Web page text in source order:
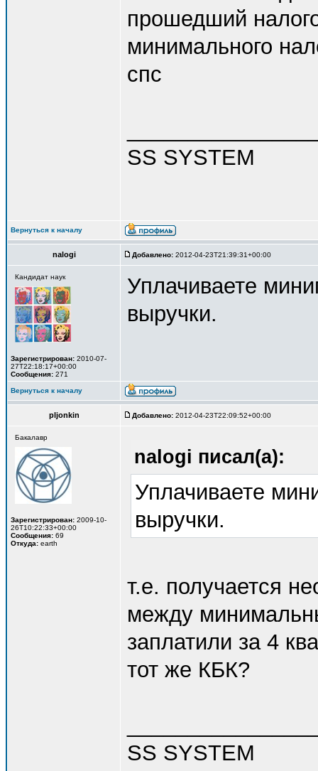
прошедший
минимального
спс
SS SYSTEM
Вернуться к началу
nalogi Добавлено: 2012-04-23T21:39:31+00:00
Кандидат наук
Зарегистрирован: 2010-07-
27T22:18:17+00:00
Сообщения: 271
Уплачиваете
выручки.
Вернуться к началу
pljonkin Добавлено: 2012-04-23T22:09:52+00:00
Бакалавр
Зарегистрирован: 2009-10-
26T10:22:33+00:00
Сообщения: 69
Откуда: earth
nalogi писал(а):
Уплачиваете
выручки.
т.е. получается
между
заплатили за 4
тот же КБК?
SS SYSTEM